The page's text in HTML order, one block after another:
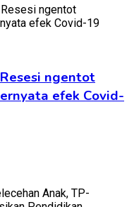
ngentot
efek Covid-